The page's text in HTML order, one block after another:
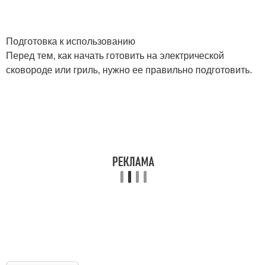
Подготовка к использованию
Перед тем, как начать готовить на электрической
сковороде или гриль, нужно ее правильно подготовить.